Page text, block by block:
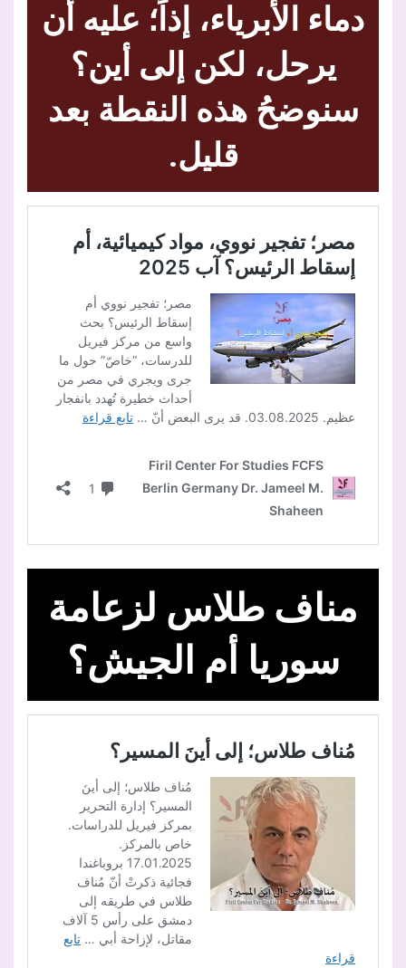
دماء الأبرياء، إذاً؛ عليه أن
يرحل، لكن إلى أين؟
سنوضحُ هذه النقطة بعد
قليل.
مناف طلاس لزعامة
سوريا أم الجيش؟